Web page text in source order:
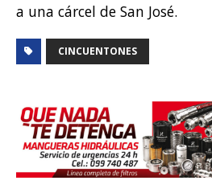
a una cárcel de San José.
CINCUENTONES